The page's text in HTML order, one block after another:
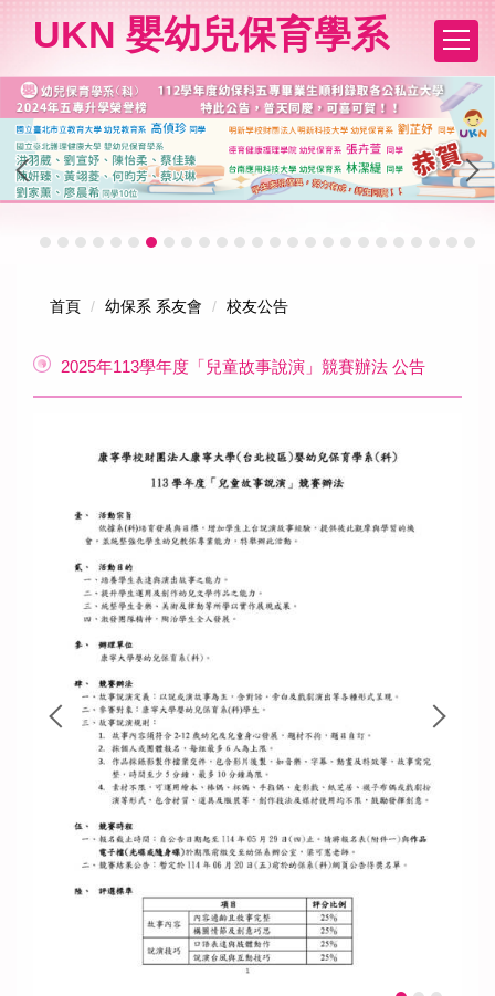
要
內
容
區
UKN 嬰幼兒保育學系
首頁 幼保系 系友會 校友公告
2025年113學年度「兒童故事說演」競賽辦法 公告